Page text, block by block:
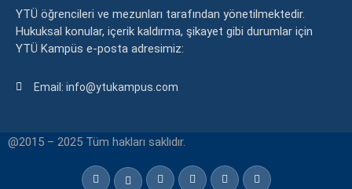
YTÜ öğrencileri ve mezunları tarafından yönetilmektedir.
Hukuksal konular, içerik kaldırma, şikayet gibi durumlar için
YTÜ Kampüs e-posta adresimiz:
Email: info@ytukampus.com
@2015 – 2025 Tüm hakları saklıdır.